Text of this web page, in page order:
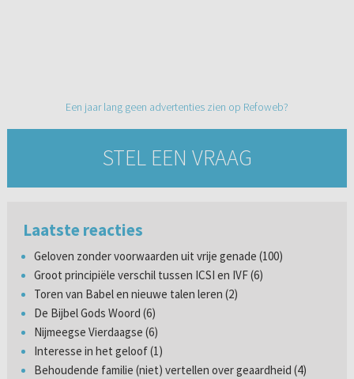
Een jaar lang geen advertenties zien op Refoweb?
STEL EEN VRAAG
Laatste reacties
Geloven zonder voorwaarden uit vrije genade (100)
Groot principiële verschil tussen ICSI en IVF (6)
Toren van Babel en nieuwe talen leren (2)
De Bijbel Gods Woord (6)
Nijmeegse Vierdaagse (6)
Interesse in het geloof (1)
Behoudende familie (niet) vertellen over geaardheid (4)